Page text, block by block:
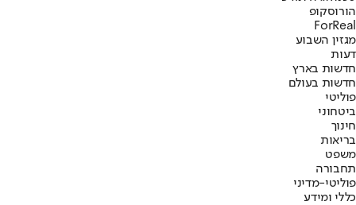
הורוסקופ
ForReal
מגזין השבוע
דעות
חדשות בארץ
חדשות בעולם
פוליטי
ביטחוני
חינוך
בריאות
משפט
תחבורה
פוליטי-מדיני
כללי ומידע